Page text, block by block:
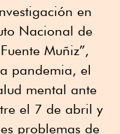
en
Nacional de
Muñiz”,
pandemia, el
mental ante
el 7 de abril y
problemas de